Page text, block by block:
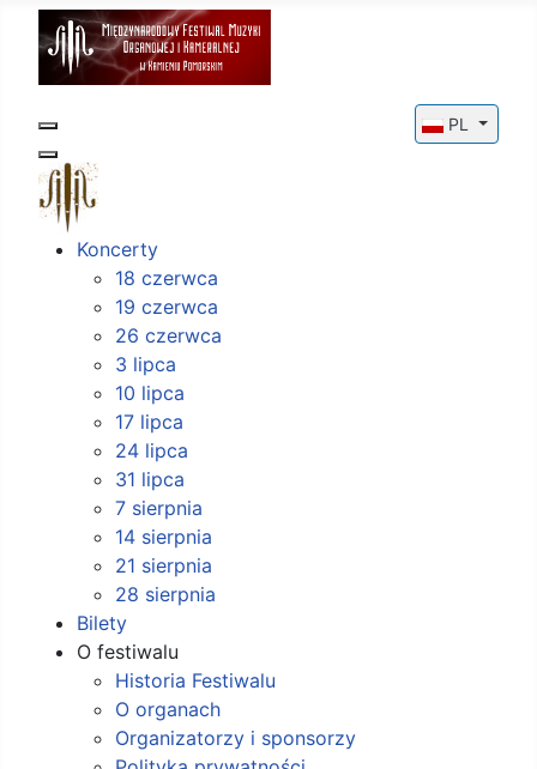
Koncerty
18 czerwca
19 czerwca
26 czerwca
3 lipca
10 lipca
17 lipca
24 lipca
31 lipca
7 sierpnia
14 sierpnia
21 sierpnia
28 sierpnia
Bilety
O festiwalu
Historia Festiwalu
O organach
Organizatorzy i sponsorzy
Wybierz
PL